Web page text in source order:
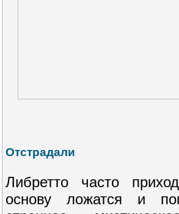
Отстрадали
Либретто часто
основу ложатся и